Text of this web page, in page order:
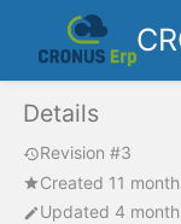
Details
Revision #3
Created 11
Updated 4